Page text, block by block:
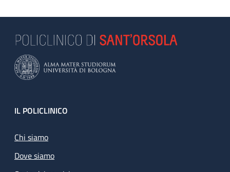
Footer
IL POLICLINICO
Chi siamo
Dove siamo